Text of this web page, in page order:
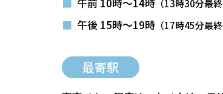
（13時30分最終
■ 午後 15時～19時 （17時45分最終
最寄駅